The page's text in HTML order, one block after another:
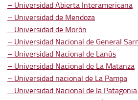
– Universidad Abierta Interamericana
– Universidad de Mendoza
– Universidad de Morón
– Universidad Nacional de General
– Universidad Nacional de Lanús
– Universidad Nacional de La Matanza
– Universidad nacional de La Pampa
– Universidad Nacional de la